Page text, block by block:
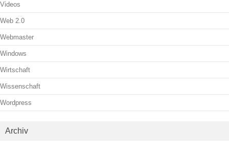
Videos
Web 2.0
Webmaster
Windows
Wirtschaft
Wissenschaft
Wordpress
Archiv